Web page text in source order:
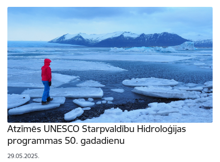
Atzīmēs UNESCO Starpvaldību Hidroloģijas
programmas 50. gadadienu
29.05.2025.